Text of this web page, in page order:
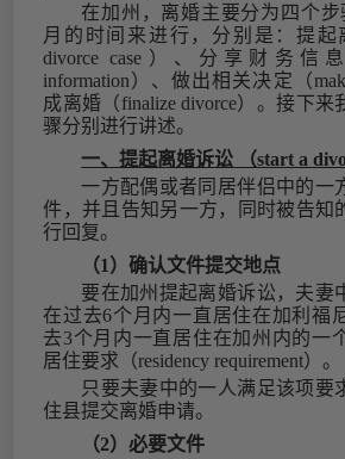
在加州，离婚主要分为四个
月的时间来进行，分别是：提起
divorce case）、分享财务信息
information）、做出相关决定（
成离婚（finalize divorce）。接下来
骤分别进行讲述。
一、提起离婚诉讼 （start a
一方配偶或者同居伴侣中的一
件，并且告知另一方，同时被告知
行回复。
（1）确认文件提交地点
要在加州提起离婚诉讼，夫妻
在过去6个月内一直居住在加利福
去3个月内一直居住在加州内的一
居住要求（residency requirement）。
只要夫妻中的一人满足该项要
住县提交离婚申请。
（2）必要文件